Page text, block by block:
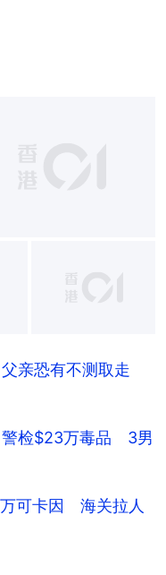
亲恐有不测取走
检$23万毒品 3男
可卡因 海关拉人